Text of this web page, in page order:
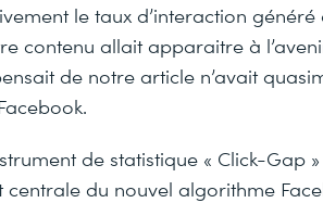
le taux d’interaction
contenu allait apparaitre à
de notre article n’avait
de statistique « Click-Gap
centrale du nouvel algorithme